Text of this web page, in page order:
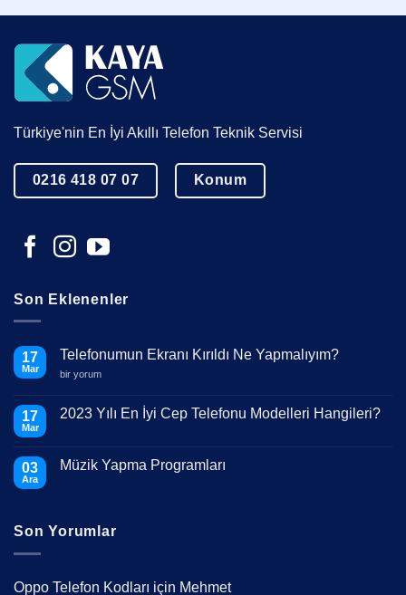
Türkiye'nin En İyi Akıllı Telefon Teknik Servisi
0216 418 07 07 Konum
Son Eklenenler
17
Mar
Telefonumun Ekranı Kırıldı Ne Yapmalıyım?
Telefonumun
Ne
Yapmalıyım?
bir yorum
17
Mar
2023 Yılı En İyi Cep Telefonu Modelleri Hangileri?
Yılı
Hangileri?
03
Ara
Müzik Yapma Programları
Programları
Son Yorumlar
Oppo Telefon Kodları için Mehmet